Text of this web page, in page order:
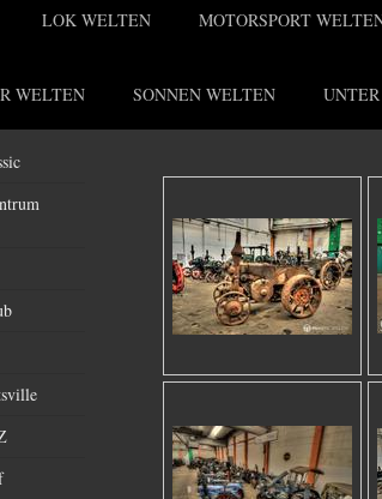
LOK WELTEN MOTORSPORT
WELTEN SONNEN WELTEN